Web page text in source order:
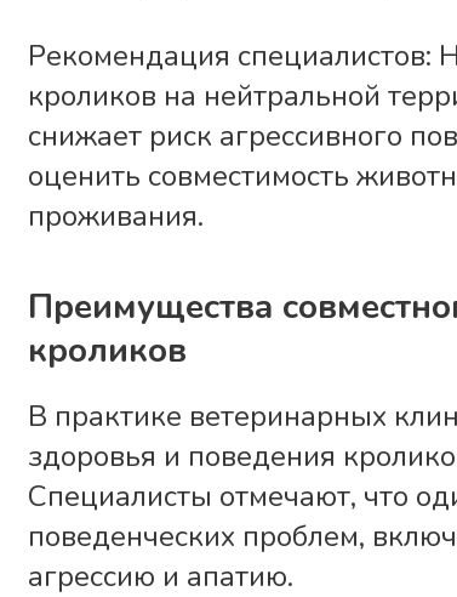
Рекомендация специалистов:
кроликов на нейтральной
снижает риск агрессивного
оценить совместимость
проживания.
Преимущества
кроликов
В практике ветеринарных
здоровья и поведения
Специалисты отмечают, что
поведенческих проблем,
агрессию и апатию.